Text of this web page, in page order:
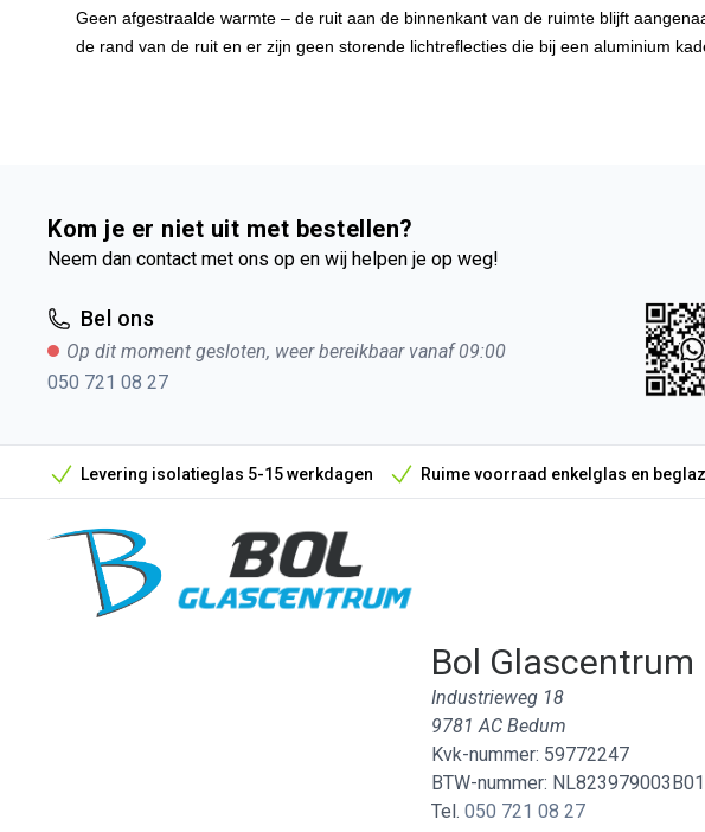
Geen afgestraalde warmte – de ruit aan de binnenkant van de ruimte blijft
de rand van de ruit en er zijn geen storende lichtreflecties die bij een aluminium
Kom je er niet uit met bestellen?
Neem dan contact met ons op en wij helpen je op weg!
Bel ons
Op dit moment gesloten, weer bereikbaar vanaf 09:00
050 721 08 27
Levering isolatieglas 5-15 werkdagen Ruime voorraad enkelglas en
Bol Glascentrum
Industrieweg 18
9781 AC Bedum
Kvk-nummer: 59772247
BTW-nummer: NL823979003B01
Tel. 050 721 08 27